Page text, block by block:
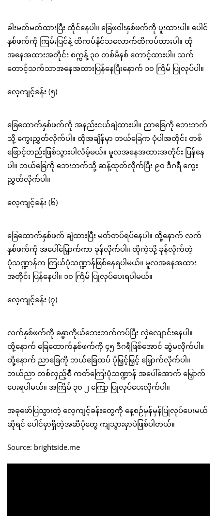
ခါးမတ်မတ်ထားပြီး ထိုင်နေပါ။ ခြေဖဝါးနှစ်ဖက်ကို ပူးထားပါ။ ပေါင်
နှစ်ဖက်ကို ကြမ်းပြင်နဲ့ ထိကပ်နိုင်သလောက်ထိကပ်ထားပါ။ ထို
အနေအထားအတိုင်း စက္ကန့် ၃၀ တစ်မိနစ် တောင့်ထားပါ။ သက်
တောင့်သက်သာအနေအထားပြန်နေပြီးနောက် ၁၀ ကြိမ် ပြုလုပ်ပါ။
လေ့ကျင့်ခန်း (၅)
ခြေထောက်နှစ်ဖက်ကို အနည်းငယ်ချဲထားပါ။ ညာခြေကို ဘေးဘက်
သို့ ကွေးညွှတ်လိုက်ပါ။ ထိုအချိန်မှာ ဘယ်ခြေက ပုံပါအတိုင်း တစ်
ဖြောင့်တည်းဖြစ်သွားပါလိမ့်မယ်။ မူလအနေအထားအတိုင်း ပြန်နေ
ပါ။ ဘယ်ခြေကို ဘေးဘက်သို့ ဆန့်ထုတ်လိုက်ပြီး ၉၀ ဒီဂရီ ကွေး
ညွှတ်လိုက်ပါ။
လေ့ကျင့်ခန်း (၆)
ခြေထောက်နှစ်ဖက် ချဲထားပြီး မတ်တပ်ရပ်နေပါ။ ထို့နောက် လက်
နှစ်ဖက်ကို အပေါ်မြှောက်ကာ ခုန်လိုက်ပါ။ ထိုကဲ့သို့ ခုန်လိုက်တဲ့
ပုံသဏ္ဍာန်က ကြယ်ပုံသဏ္ဍာန်ဖြစ်နေရပါမယ်။ မူလအနေအထား
အတိုင်း ပြန်နေပါ။ ၁၀ ကြိမ် ပြုလုပ်ပေးရပါမယ်။
လေ့ကျင့်ခန်း (၇)
လက်နှစ်ဖက်ကို ခန္ဓာကိုယ်ဘေးဘက်ကပ်ပြီး လှဲလျောင်းနေပါ။
ထို့နောက် ခြေထောက်နှစ်ဖက်ကို ၄၅ ဒီဂရီဖြစ်အောင် ဆွဲမလိုက်ပါ။
ထို့နောက် ညာခြေကို ဘယ်ခြေထပ် ပိုမြှင့်မြှင့် မြှောက်လိုက်ပါ။
ဘယ်ညာ တစ်လှည့်စီ ကတ်ကြေးပုံသဏ္ဍာန် အပေါ်အောက် မြှောက်
ပေးရပါမယ်။ အကြိမ် ၃၀ ၂ ကြော့ ပြုလုပ်ပေးလိုက်ပါ။
အခုဖော်ပြသွားတဲ့ လေ့ကျင့်ခန်းတွေကို နေ့စဉ်မှန်မှန်ပြုလုပ်ပေးမယ်
ဆိုရင် ပေါင်မှာရှိတဲ့အဆီပိုတွေ ကျသွားမှာပဲဖြစ်ပါတယ်။
Source: brightside.me